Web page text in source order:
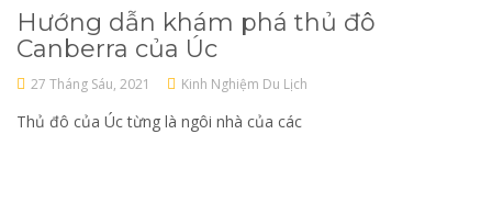
Hướng dẫn khám phá thủ đô
Canberra của Úc
27 Tháng Sáu, 2021 Kinh Nghiệm Du Lịch
Thủ đô của Úc từng là ngôi nhà của các